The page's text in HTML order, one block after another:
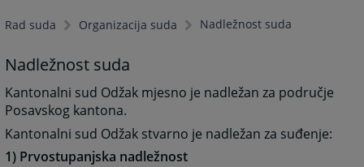
Rad suda Organizacija suda Nadležnost suda
Nadležnost suda
Kantonalni sud Odžak mjesno je nadležan za područje
Posavskog kantona.
Kantonalni sud Odžak stvarno je nadležan za suđenje:
1) Prvostupanjska nadležnost